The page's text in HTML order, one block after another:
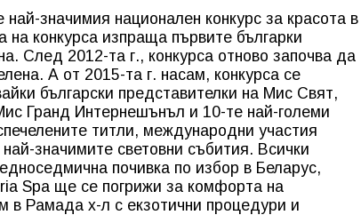
значимия национален конкурс за красота в
на конкурса изпраща първите българки
След 2012-та г., конкурса отново започва да
А от 2015-та г. насам, конкурса се
български представителки на Мис Свят,
Гранд Интернешънъл и 10-те най-големи
титли, международни участия
значимите световни събития. Всички
почивка по избор в Беларус,
Spа ще се погрижи за комфорта на
в Рамада х-л с екзотични процедури и